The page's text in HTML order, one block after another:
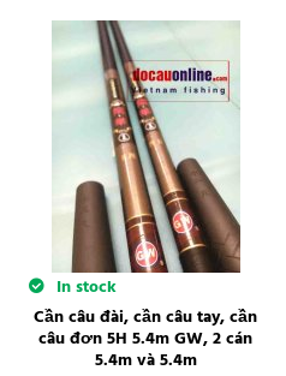
In stock
Cần câu đài, cần câu tay, cần
câu đơn 5H 5.4m GW, 2 cán
5.4m và 5.4m